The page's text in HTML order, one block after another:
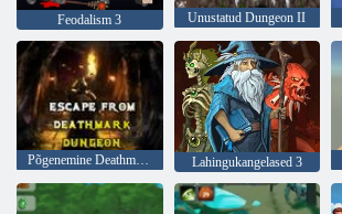
Feodalism 3 Unustatud Dungeon II
Põgenemine Deathmark Dungeonist Lahingukangelased 3